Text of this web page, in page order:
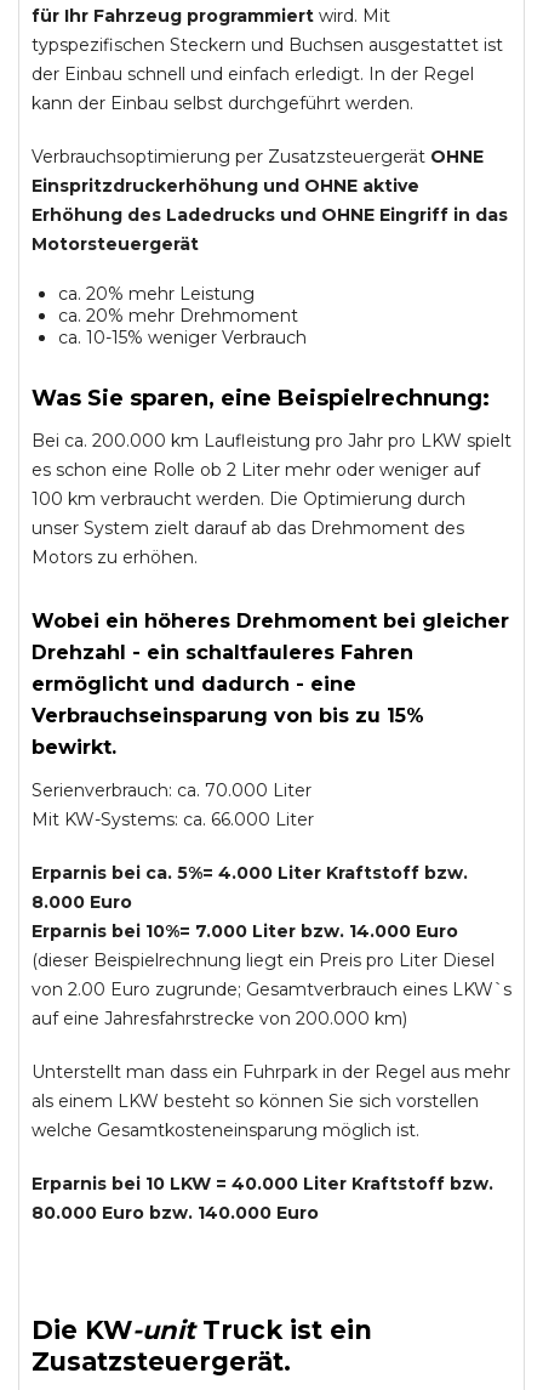
für Ihr Fahrzeug programmiert wird. Mit
typspezifischen Steckern und Buchsen ausgestattet ist
der Einbau schnell und einfach erledigt. In der Regel
kann der Einbau selbst durchgeführt werden.
Verbrauchsoptimierung per Zusatzsteuergerät OHNE
Einspritzdruckerhöhung und OHNE aktive
Erhöhung des Ladedrucks und OHNE Eingriff in das
Motorsteuergerät
ca. 20% mehr Leistung
ca. 20% mehr Drehmoment
ca. 10-15% weniger Verbrauch
Was Sie sparen, eine Beispielrechnung:
Bei ca. 200.000 km Laufleistung pro Jahr pro LKW spielt
es schon eine Rolle ob 2 Liter mehr oder weniger auf
100 km verbraucht werden. Die Optimierung durch
unser System zielt darauf ab das Drehmoment des
Motors zu erhöhen.
Wobei ein höheres Drehmoment bei gleicher
Drehzahl - ein schaltfauleres Fahren
ermöglicht und dadurch - eine
Verbrauchseinsparung von bis zu 15%
bewirkt.
Serienverbrauch: ca. 70.000 Liter
Mit KW-Systems: ca. 66.000 Liter
Erparnis bei ca. 5%= 4.000 Liter Kraftstoff bzw.
8.000 Euro
Erparnis bei 10%= 7.000 Liter bzw. 14.000 Euro
(dieser Beispielrechnung liegt ein Preis pro Liter Diesel
von 2.00 Euro zugrunde; Gesamtverbrauch eines LKW`s
auf eine Jahresfahrstrecke von 200.000 km)
Unterstellt man dass ein Fuhrpark in der Regel aus mehr
als einem LKW besteht so können Sie sich vorstellen
welche Gesamtkosteneinsparung möglich ist.
Erparnis bei 10 LKW = 40.000 Liter Kraftstoff bzw.
80.000 Euro bzw. 140.000 Euro
Die KW-unit Truckist ein
Zusatzsteuergerät.